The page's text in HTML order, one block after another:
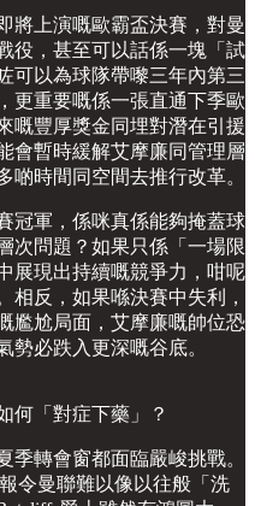
將上演嘅歐霸盃決賽，對曼
役，甚至可以話係一塊「試
可以為球隊帶嚟三年內第三
更重要嘅係一張直通下季歐
嘅豐厚獎金同埋對潛在引援
會暫時緩解艾摩廉同管理層
啲時間同空間去推行改革。
冠軍，係咪真係能夠掩蓋球
次問題？如果只係「一場限
展現出持續嘅競爭力，咁呢
相反，如果喺決賽中失利，
尷尬局面，艾摩廉嘅帥位恐
勢必跌入更深嘅谷底。
何「對症下藥」？
季轉會窗都面臨嚴峻挑戰。
令曼聯難以像以往般「洗